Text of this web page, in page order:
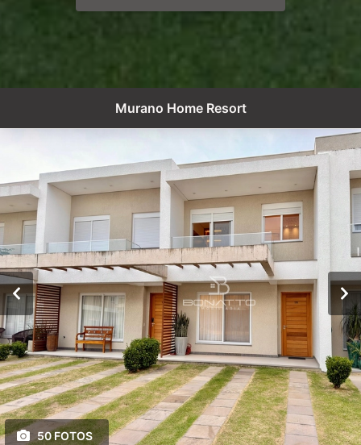
Murano Home Resort
50 FOTOS